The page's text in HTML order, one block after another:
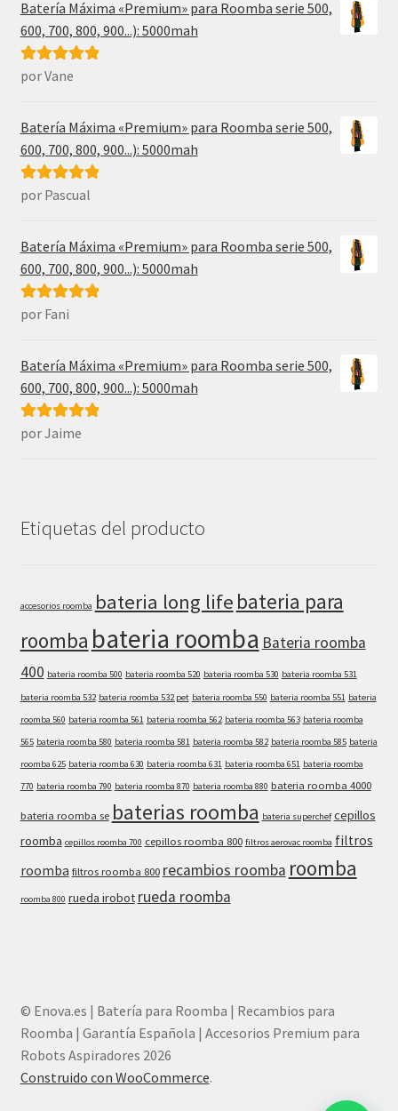
Batería Máxima «Premium» para Roomba serie 500,
600, 700, 800, 900...): 5000mah
Valorado con
por Vane
Batería Máxima «Premium» para Roomba serie 500,
600, 700, 800, 900...): 5000mah
Valorado con
por Pascual
Batería Máxima «Premium» para Roomba serie 500,
600, 700, 800, 900...): 5000mah
Valorado con
por Fani
Batería Máxima «Premium» para Roomba serie 500,
600, 700, 800, 900...): 5000mah
Valorado con
por Jaime
Etiquetas del producto
accesorios roomba bateria long life bateria para
roomba bateria roomba Bateria roomba
400 bateria roomba 500 bateria roomba 520 bateria roomba 530 bateria roomba 531
bateria roomba 532 bateria roomba 532 pet bateria roomba 550 bateria roomba 551 bateria
roomba 560 bateria roomba 561 bateria roomba 562 bateria roomba 563 bateria roomba
565 bateria roomba 580 bateria roomba 581 bateria roomba 582 bateria roomba 585 bateria
roomba 625 bateria roomba 630 bateria roomba 631 bateria roomba 651 bateria roomba
770 bateria roomba 790 bateria roomba 870 bateria roomba 880 bateria roomba 4000
bateria roomba se baterias roomba bateria superchef cepillos
roomba cepillos roomba 700 cepillos roomba 800 filtros aerovac roomba filtros
roomba filtros roomba 800 recambios roomba roomba
roomba 800 rueda irobot rueda roomba
© Enova.es | Batería para Roomba | Recambios para
Roomba | Garantía Española | Accesorios Premium para
Robots Aspiradores 2026
Construido con WooCommerce.